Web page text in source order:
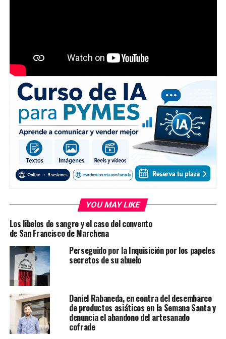
YOU MAY LIKE
Los libelos de sangre y el caso del convento
de San Francisco de Marchena
Perseguido por la Inquisición por los papeles
secretos de su abuelo
Daniel Rabaneda, en contra del desembarco
de productos asiáticos en la Semana Santa y
denuncia el abandono del artesanado
cofrade